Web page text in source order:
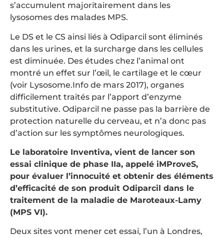
s’accumulent majoritairement dans les
lysosomes des malades MPS.
Le DS et le CS ainsi liés à Odiparcil sont éliminés
dans les urines, et la surcharge dans les cellules
est diminuée. Des études chez l’animal ont
montré un effet sur l’œil, le cartilage et le cœur
(voir Lysosome.Info de mars 2017), organes
difficilement traités par l’apport d’enzyme
substitutive. Odiparcil ne passe pas la barrière de
protection naturelle du cerveau, et n’a donc pas
d’action sur les symptômes neurologiques.
Le laboratoire Inventiva, vient de lancer son
essai clinique de phase IIa, appelé iMProveS,
pour évaluer l’innocuité et obtenir des éléments
d’efficacité de son produit Odiparcil dans le
traitement de la maladie de Maroteaux-Lamy
(MPS VI).
Deux sites vont mener cet essai, l’un à Londres,